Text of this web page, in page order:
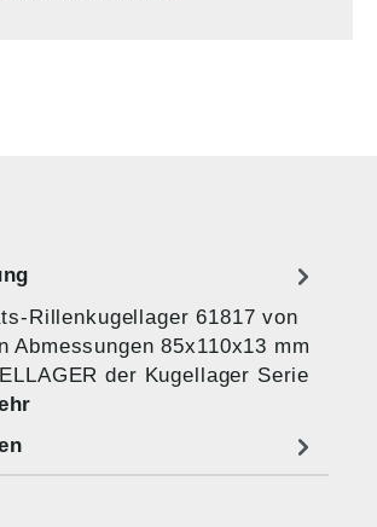
Rillenkugellager 61817 von
Abmessungen 85x110x13 mm
der Kugellager Serie